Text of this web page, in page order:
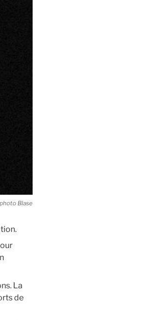
Blase
La
de